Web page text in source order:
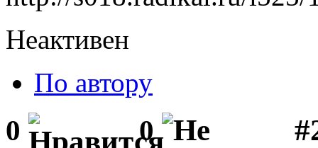
Неактивен
По автору
0 0